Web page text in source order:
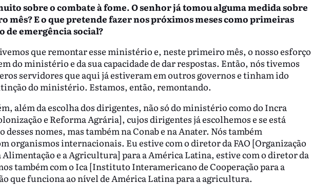
sobre o combate à fome. O senhor já tomou alguma medida sobre
mês? E o que pretende fazer nos próximos meses como primeiras
de emergência social?
que remontar esse ministério e, neste primeiro mês, o nosso esforço
do ministério e da sua capacidade de dar respostas. Então, nós tivemos
servidores que aqui já estiveram em outros governos e tinham ido
do ministério. Estamos, então, remontando.
além da escolha dos dirigentes, não só do ministério como do Incra
e Reforma Agrária], cujos dirigentes já escolhemos e se está
desses nomes, mas também na Conab e na Anater. Nós também
organismos internacionais. Eu estive com o diretor da FAO [Organização
Alimentação e a Agricultura] para a América Latina, estive com o diretor da
também com o Ica [Instituto Interamericano de Cooperação para a
que funciona ao nível de América Latina para a agricultura.